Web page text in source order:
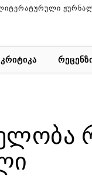
ᲙᲠᲘᲢᲘᲙᲐ